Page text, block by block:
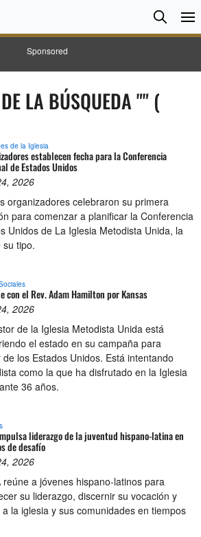
Sponsored
Search
LA BÚSQUEDA""(
de la Iglesia
establecen fecha para la Conferencia
de Estados Unidos
2026
organizadores celebraron su primera
para comenzar a planificar la Conferencia
Unidos de La Iglesia Metodista Unida, la
tipo.
con el Rev. Adam Hamilton por Kansas
2026
de la Iglesia Metodista Unida está
el estado en su campaña para
los Estados Unidos. Está intentando
como la que ha disfrutado en la Iglesia
36 años.
liderazgo de la juventud hispano-latina en
de desafío
2026
reúne a jóvenes hispano-latinos para
su liderazgo, discernir su vocación y
la iglesia y sus comunidades en tiempos